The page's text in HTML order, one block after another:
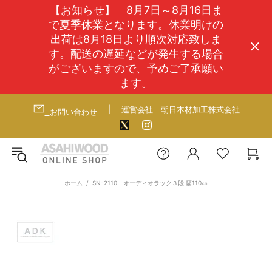
【お知らせ】 8月7日～8月16日ま
で夏季休業となります。休業明けの
出荷は8月18日より順次対応致しま
す。配送の遅延などが発生する場合
がございますので、予めご了承願い
ます。
お問い合わせ 運営会社 朝日木材加工株式会社
ホーム SN-2110 オーディオラック３段 幅110㎝